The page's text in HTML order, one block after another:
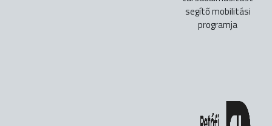
segítő mobilitási
programja